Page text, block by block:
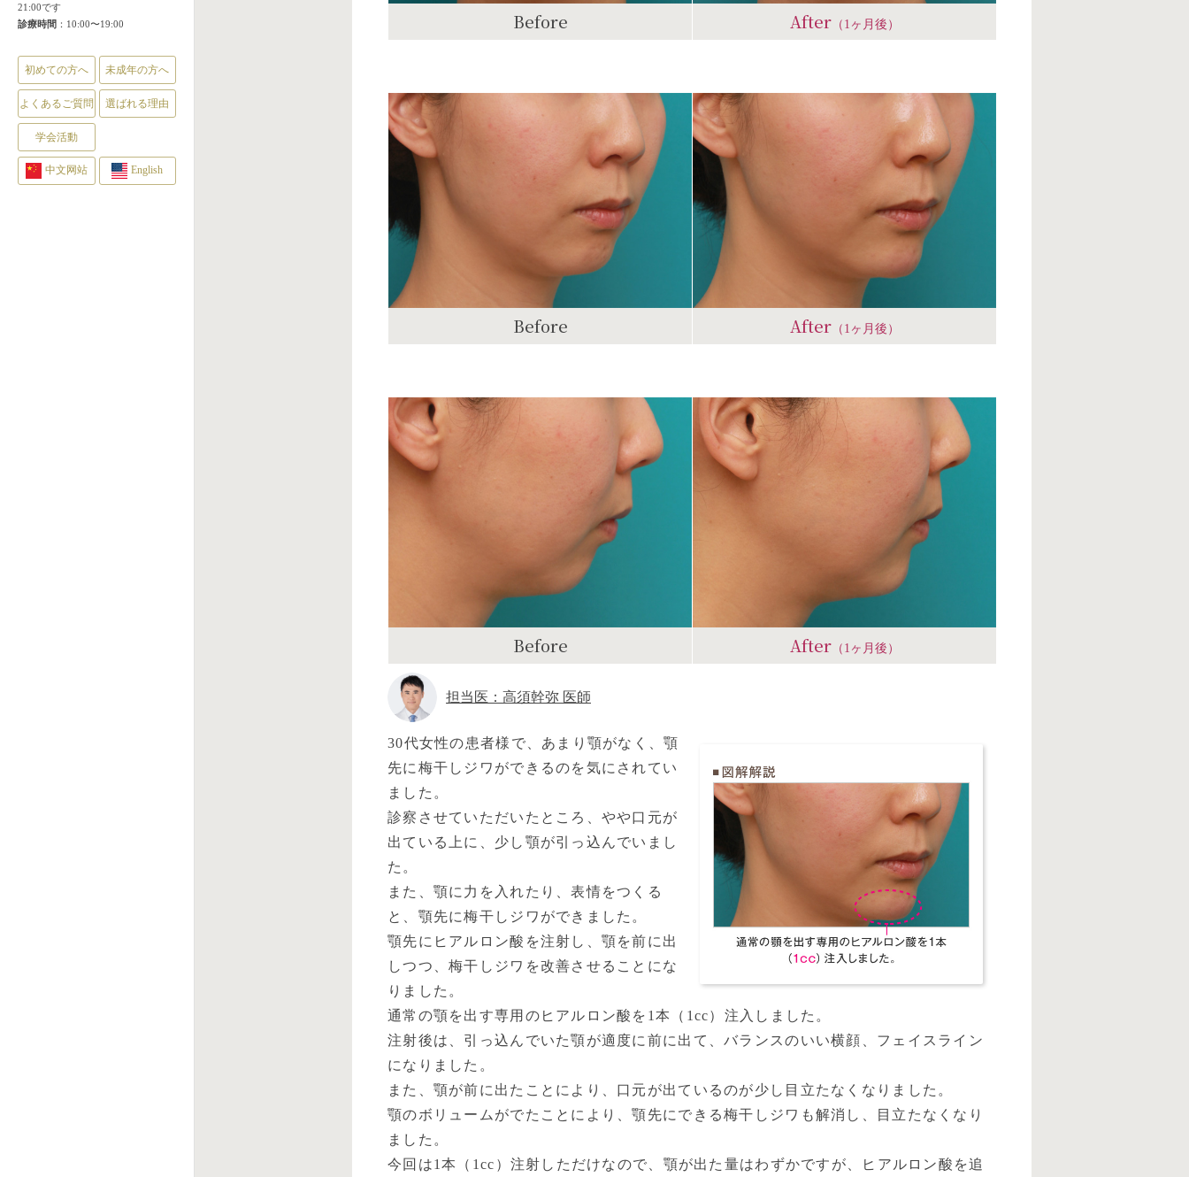
21:00です
診療時間 ：10:00〜19:00
初めての方へ 未成年の方へ
よくあるご質問 選ばれる理由
学会活動
中文网站 English
Before After（1ヶ月後）
Before After（1ヶ月後）
Before After（1ヶ月後）
担当医：高須幹弥 医師
30代女性の患者様で、あまり顎がなく、顎
先に梅干しジワができるのを気にされてい
ました。
診察させていただいたところ、やや口元が
出ている上に、少し顎が引っ込んでいまし
た。
また、顎に力を入れたり、表情をつくる
と、顎先に梅干しジワができました。
顎先にヒアルロン酸を注射し、顎を前に出
しつつ、梅干しジワを改善させることにな
りました。
通常の顎を出す専用のヒアルロン酸を1本（1cc）注入しました。
注射後は、引っ込んでいた顎が適度に前に出て、バランスのいい横顔、フェイスライン
になりました。
また、顎が前に出たことにより、口元が出ているのが少し目立たなくなりました。
顎のボリュームがでたことにより、顎先にできる梅干しジワも解消し、目立たなくなり
ました。
今回は1本（1cc）注射しただけなので、顎が出た量はわずかですが、ヒアルロン酸を追